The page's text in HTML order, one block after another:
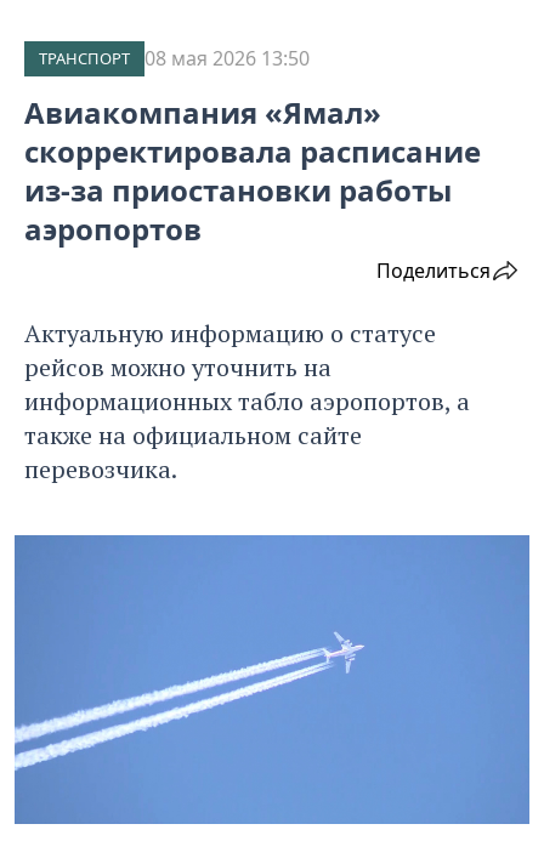
ТРАНСПОРТ 08 мая 2026 13:50
Авиакомпания «Ямал»
скорректировала расписание
из-за приостановки работы
аэропортов
Поделиться
Актуальную информацию о статусе
рейсов можно уточнить на
информационных табло аэропортов, а
также на официальном сайте
перевозчика.